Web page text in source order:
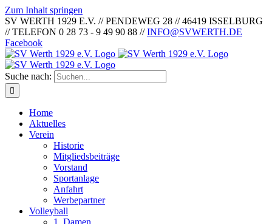
Zum Inhalt springen
SV WERTH 1929 E.V. // PENDEWEG 28 // 46419 ISSELBURG
// TELEFON 0 28 73 - 9 49 90 88 //INFO@SVWERTH.DE
Facebook
Suche nach:
Home
Aktuelles
Verein
Historie
Mitgliedsbeiträge
Vorstand
Sportanlage
Anfahrt
Werbepartner
Volleyball
1. Damen